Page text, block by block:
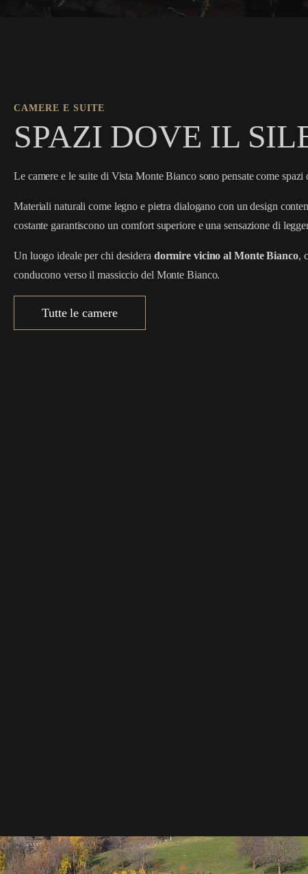
CAMERE E SUITE
SPAZI DOVE IL
Le camere e le suite di Vista Monte Bianco sono pensate come
Materiali naturali come legno e pietra dialogano con un design
costante garantiscono un comfort superiore e una sensazione di
Un luogo ideale per chi desidera dormire vicino al Monte Bianco,
conducono verso il massiccio del Monte Bianco.
Tutte le camere